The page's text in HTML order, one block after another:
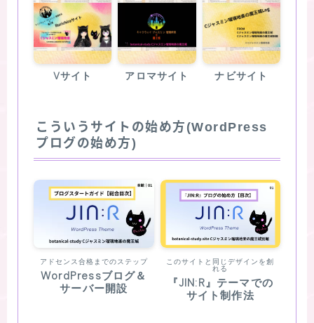
Vサイト アロマサイト ナビサイト
こういうサイトの始め方(WordPress
プログの始め方)
アドセンス合格までのステップ
WordPressブログ＆
サーバー開設
このサイトと同じデザインを創
れる
『JIN:R』テーマでの
サイト制作法